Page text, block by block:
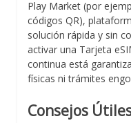
Play Market (por
códigos QR),
solución rápida y sin
activar una Tarjeta
continua está
físicas ni trámites
Consejos